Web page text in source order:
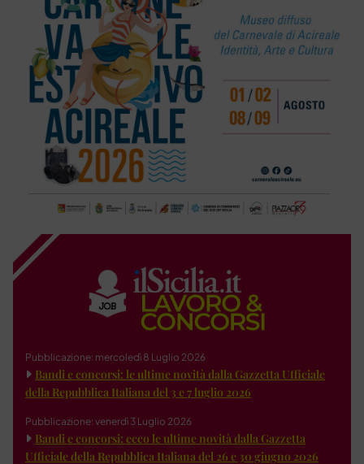
Pubblicazione: mercoledì 8 Luglio 2026
Bandi e concorsi: le ultime novità dalla Gazzetta Ufficiale
della Repubblica Italiana del 3 e 7 luglio 2026
Pubblicazione: venerdì 3 Luglio 2026
Bandi e concorsi: ecco le ultime novità dalla Gazzetta
Ufficiale della Repubblica Italiana del 26 e 30 giugno 2026